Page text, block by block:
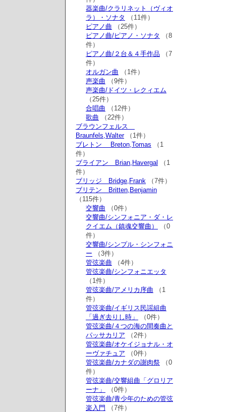
器楽曲/クラリネット（ヴィオ
ラ）・ソナタ
（11件）
ピアノ曲 （25件）
ピアノ曲/ピアノ・ソナタ
（8
件）
ピアノ曲/２台＆４手作品 （7
件）
オルガン曲 （1件）
声楽曲 （9件）
声楽曲/ドイツ・レクィエム
（25件）
合唱曲 （12件）
歌曲 （22件）
ブラウンフェルス
Braunfels,Walter（1件）
ブレトン Breton,Tomas （1
件）
ブライアン Brian,Havergal
（1
件）
ブリッジ Bridge,Frank （7件）
ブリテン Britten,Benjamin
（115件）
交響曲 （0件）
交響曲/シンフォニア・ダ・レ
クイエム（鎮魂交響曲）
（0
件）
交響曲/シンプル・シンフォニ
ー （3件）
管弦楽曲 （4件）
管弦楽曲/シンフォニエッタ
（1件）
管弦楽曲/アメリカ序曲 （1
件）
管弦楽曲/イギリス民謡組曲
「過ぎ去りし時」
（0件）
管弦楽曲/４つの海の間奏曲と
パッサカリア （2件）
管弦楽曲/オケイジョナル・オ
ーヴァチュア （0件）
管弦楽曲/カナダの謝肉祭 （0
件）
管弦楽曲/交響組曲「グロリア
ーナ」
（0件）
管弦楽曲/青少年のための管弦
楽入門
（7件）